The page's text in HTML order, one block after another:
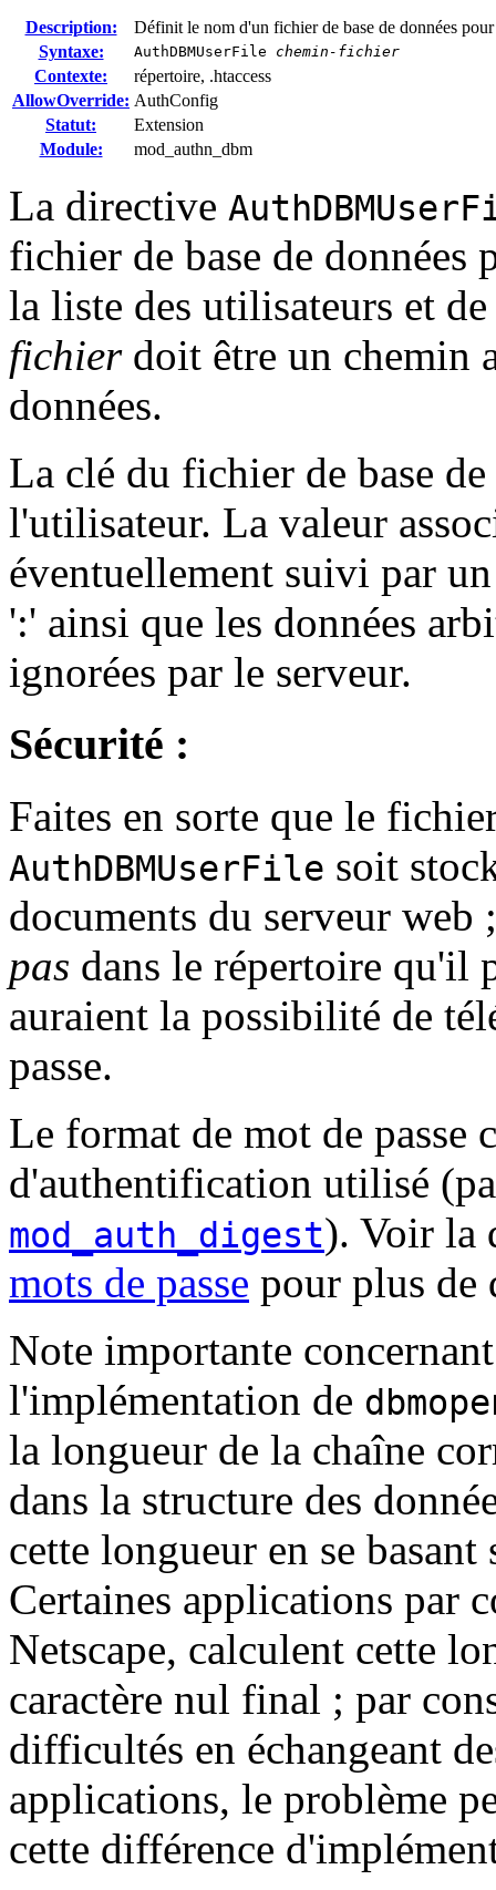
Description:
Définit le nom d'un fichier de base de données
Syntaxe:
AuthDBMUserFile chemin-fichier
Contexte:
répertoire, .htaccess
AllowOverride: AuthConfig
Statut:
Extension
Module:
mod_authn_dbm
La directive
fichier de base de
la liste des utilisateurs et
fichierdoit être un chemin
données.
La clé du fichier de base
l'utilisateur. La valeur
éventuellement suivi par
':' ainsi que les données
ignorées par le serveur.
Sécurité :
Faites en sorte que le
AuthDBMUserFile soit
documents du serveur
pas dans le répertoire qu'il
auraient la possibilité de
passe.
Le format de mot de
d'authentification utilisé
mod_auth_digest). Voir la
mots de passe pour plus de
Note importante
l'implémentation de
la longueur de la chaîne
dans la structure des
cette longueur en se
Certaines applications par
Netscape, calculent cette
caractère nul final ; par
difficultés en échangeant
applications, le problème
cette différence